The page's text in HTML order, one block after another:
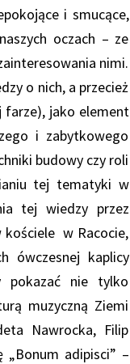
i smucące,
oczach – ze
nimi.
o nich, a przecież
farze), jako element
i zabytkowego
budowy czy roli
tej tematyki w
tej wiedzy przez
w Racocie,
ówczesnej kaplicy
pokazać nie tylko
muzyczną Ziemi
Nawrocka, Filip
„Bonum adipisci” –